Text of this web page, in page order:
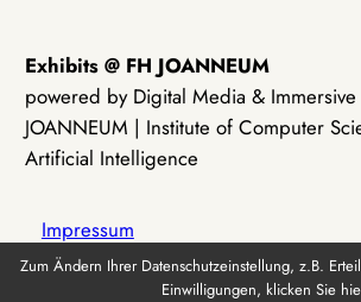
Exhibits @ FH JOANNEUM
powered by Digital Media & Immersive
JOANNEUM | Institute of Computer
Artificial Intelligence
Impressum
Zum Ändern Ihrer Datenschutzeinstellung, z.B.
Einwilligungen, klicken Sie